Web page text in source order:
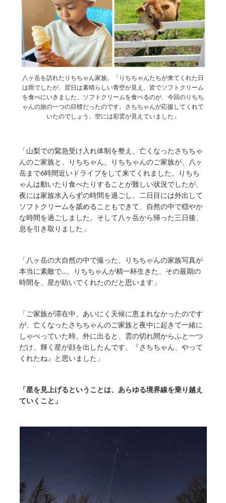
八ヶ岳を訪れたりちちゃん家族。「りちちゃんたちが来てくれた日
は雨でしたが、翌日は素晴らしい青空が見え、皆でソフトクリーム
を食べにいきました。ソフトクリームを食べるのが、今回のりちち
ゃんの旅の一つの目標だったのです。さちちゃんが応援してくれて
いたのでしょう、空には彩雲が見えていました」
「山梨での緊急受け入れ体制を整え、亡くなったさちちゃ
んのご家族と、りちちゃん、りちちゃんのご家族が、八ヶ
岳まで6時間近いドライブをして来てくれました。りちち
ゃんは動いたり食べたりすることが難しい状況でしたが、
夜には家族水入らずの時間を過ごし、二日目には外出して
ソフトクリームを舐めることもできて、自然の中で穏やか
な時間を過ごしました。そして八ヶ岳から帰った三日後、
息を引き取りました」
「八ヶ岳の大自然の中で撮った、りちちゃんの家族写真が
本当に素敵で…、りちちゃんが精一杯生きた、その最期の
時間を、星が紡いでくれたのだと思います」
「ご家族が滞在中、あいにく天候に恵まれなかったのです
が、亡くなったさちちゃんのご家族と夜中に起きて一緒に
しゃべっていた時、外に出ると、雲の切れ間からふと一つ
だけ、輝く星が顔を出したんです。『さちちゃん、やって
くれたね』と思いました」
「星を見上げるということは、あらゆる境界線を乗り越え
ていくこと」